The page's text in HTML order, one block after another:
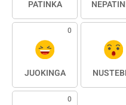
PATINKA
0
JUOKINGA
0